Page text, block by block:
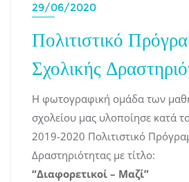
29/06/2020
Πολιτιστικό
Σχολικής
Η φωτογραφική ομάδα των
σχολείου μας υλοποίησε κατά
2019-2020 Πολιτιστικό
Δραστηριότητας με τίτλο:
“Διαφορετικοί – Μαζί”